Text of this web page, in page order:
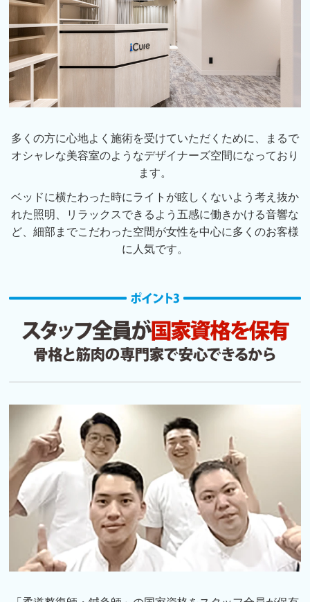
多くの方に心地よく施術を受けていただくために、まるで
オシャレな美容室のようなデザイナーズ空間になっており
ます。
ベッドに横たわった時にライトが眩しくないよう考え抜か
れた照明、リラックスできるよう五感に働きかける音響な
ど、細部までこだわった空間が女性を中心に多くのお客様
に人気です。